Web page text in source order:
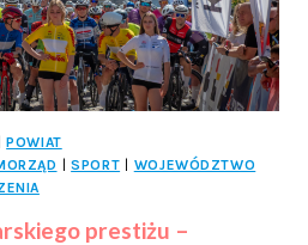
POWIAT
| SPORT | WOJEWÓDZTWO
prestiżu –